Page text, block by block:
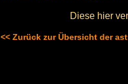
Diese hier
<< Zurück zur Übersicht der